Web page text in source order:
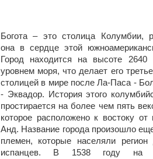
Богота – это столица Колумбии,
она в сердце этой
Город находится на высоте 2640
уровнем моря, что делает его
столицей в мире после Ла-Паса -
- Эквадор. История этого
простирается на более чем пять
которое расположено к востоку от
Анд. Название города произошло
племен, которые населяли
испанцев. В 1538 году на